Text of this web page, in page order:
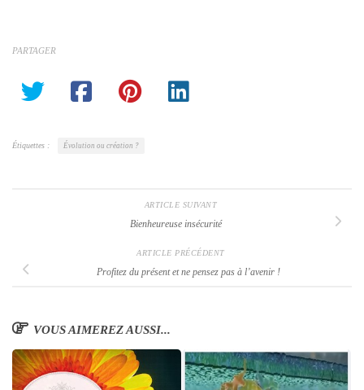
PARTAGER
Étiquettes : Évolution ou création ?
ARTICLE SUIVANT
Bienheureuse insécurité
ARTICLE PRÉCÉDENT
Profitez du présent et ne pensez pas à l’avenir !
VOUS AIMEREZ AUSSI...